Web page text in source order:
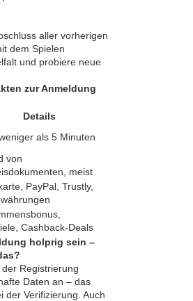
aller vorherigen
dem Spielen
und probiere neue
zur Anmeldung
Details
als 5 Minuten
von
meist
PayPal, Trustly,
Cashback-Deals
holprig sein –
Registrierung
Daten an – das
der Verifizierung. Auch